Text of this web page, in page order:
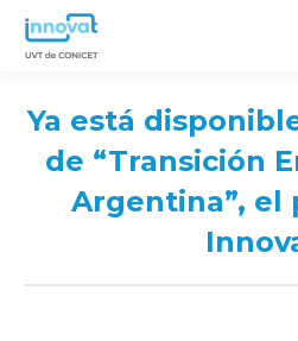
Ya está
de “Transición
Argentina”, el